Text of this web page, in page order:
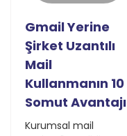
Gmail Yerine
Şirket Uzantılı
Mail
Kullanmanın 10
Somut Avantajı
Kurumsal mail